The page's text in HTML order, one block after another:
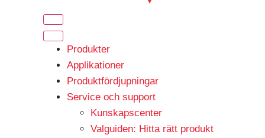
Produkter
Applikationer
Produktfördjupningar
Service och support
Kunskapscenter
Valguiden: Hitta rätt produkt